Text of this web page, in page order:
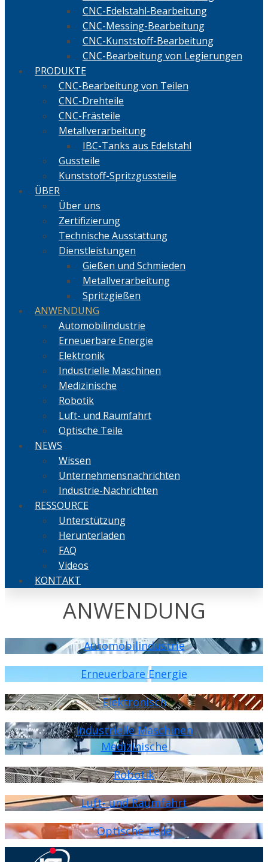
CNC-Edelstahl-Bearbeitung
CNC-Messing-Bearbeitung
CNC-Kunststoff-Bearbeitung
CNC-Bearbeitung von Legierungen
PRODUKTE
CNC-Bearbeitung von Teilen
CNC-Drehteile
CNC-Frästeile
Metallverarbeitung
IBC-Tanks aus Edelstahl
Gussteile
Kunststoff-Spritzgussteile
ÜBER
Über uns
Zertifizierung
Technische Ausstattung
Dienstleistungen
Gießen und Schmieden
Metallverarbeitung
Spritzgießen
ANWENDUNG
Automobilindustrie
Erneuerbare Energie
Elektronik
Industrielle Maschinen
Medizinische
Robotik
Luft- und Raumfahrt
Optische Teile
NEWS
Wissen
Unternehmensnachrichten
Industrie-Nachrichten
RESSOURCE
Unterstützung
Herunterladen
FAQ
Videos
KONTAKT
ANWENDUNG
Automobilindustrie
Erneuerbare Energie
Elektronisch
Industrielle Maschinen
Medizinische
Robotik
Luft- und Raumfahrt
Optische Teile